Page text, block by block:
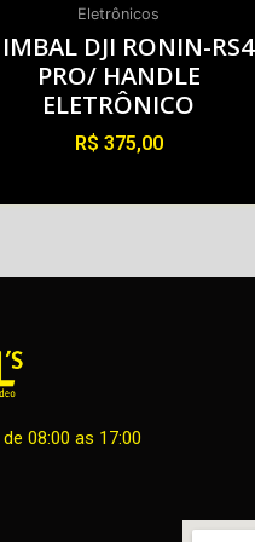
Eletrônicos
DJI RONIN-RS4
PRO/ HANDLE
ELETRÔNICO
R$ 375,00
08:00 as 17:00